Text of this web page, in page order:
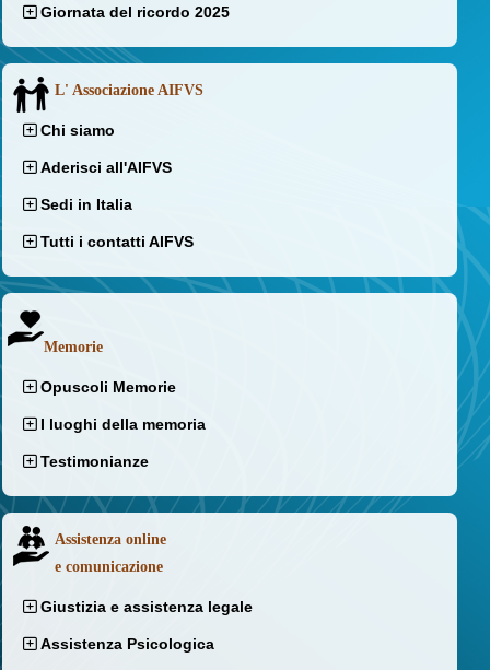
Giornata del ricordo 2025
L' Associazione AIFVS
Chi siamo
Aderisci all'AIFVS
Sedi in Italia
Tutti i contatti AIFVS
Memorie
Opuscoli Memorie
I luoghi della memoria
Testimonianze
Assistenza online
e comunicazione
Giustizia e assistenza legale
Assistenza Psicologica